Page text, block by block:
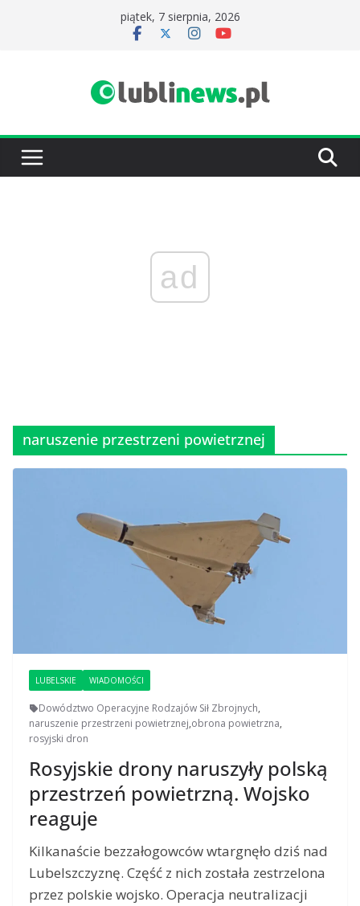
piątek, 7 sierpnia, 2026
ad
naruszenie przestrzeni powietrznej
LUBELSKIE WIADOMOŚCI
Dowództwo Operacyjne Rodzajów Sił Zbrojnych,
naruszenie przestrzeni powietrznej,obrona powietrzna,
rosyjski dron
Rosyjskie drony naruszyły polską
przestrzeń powietrzną. Wojsko
reaguje
Kilkanaście bezzałogowców wtargnęło dziś nad
Lubelszczyznę. Część z nich została zestrzelona
przez polskie wojsko. Operacja neutralizacji